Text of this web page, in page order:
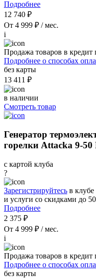
Подробнее
12 740 ₽
От 4 999 ₽ / мес.
i
Продажа товаров в
Подробнее о способах
без карты
13 411 ₽
в наличии
Смотреть товар
Генератор
горелки Attacka 9-50
с картой клуба
?
Зарегистрируйтесь в
и услуги со скидками до
Подробнее
2 375 ₽
От 4 999 ₽ / мес.
i
Продажа товаров в
Подробнее о способах
без карты